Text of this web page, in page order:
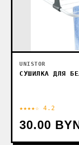
UNISTOR
СУШИЛКА ДЛЯ
★★★★☆ 4.2
30.00